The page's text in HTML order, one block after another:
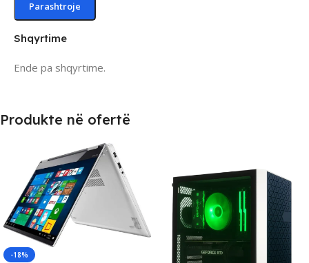
Shqyrtime
Ende pa shqyrtime.
Produkte në ofertë
-18%